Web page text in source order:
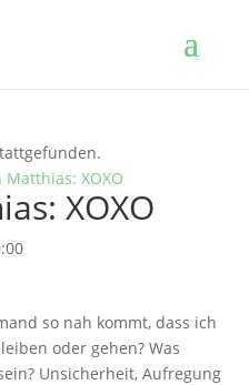
Matthias: XOXO
XOXO
so nah kommt, dass ich
oder gehen? Was
Unsicherheit, Aufregung